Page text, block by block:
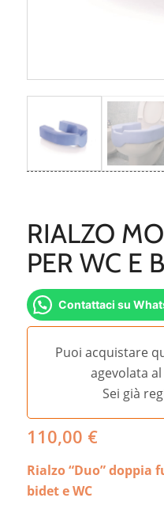
RIALZO
PER WC E
Contattaci su
Puoi acquistare
agevolata al
Sei già
110,00 €
Rialzo “Duo” doppia
bidet e WC